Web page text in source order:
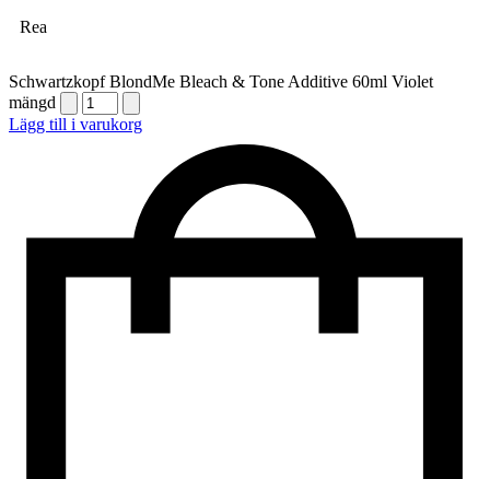
Rea
Schwartzkopf BlondMe Bleach & Tone Additive 60ml Violet
mängd
Lägg till i varukorg